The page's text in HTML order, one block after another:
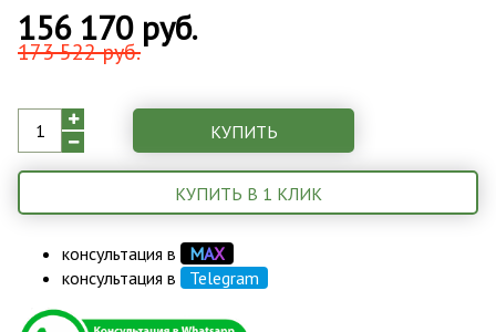
156 170 руб.
173 522 руб.
КУПИТЬ
КУПИТЬ В 1 КЛИК
консультация в МАХ
консультация в Telegram